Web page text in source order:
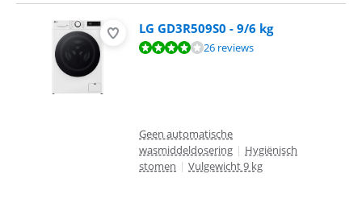
LG GD3R509S0 - 9/6 kg
Beoordeling is 8,4 van de 10, gebaseerd op 26 reviews.
26 reviews
Geen automatische
wasmiddeldosering | Hygiënisch
stomen | Vulgewicht 9 kg